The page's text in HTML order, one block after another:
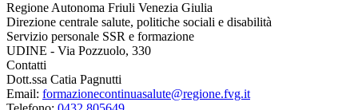
Regione Autonoma Friuli Venezia Giulia
Direzione centrale salute, politiche sociali e disabilità
Servizio personale SSR e formazione
UDINE - Via Pozzuolo, 330
Contatti
Dott.ssa Catia Pagnutti
Email: formazionecontinuasalute@regione.fvg.it